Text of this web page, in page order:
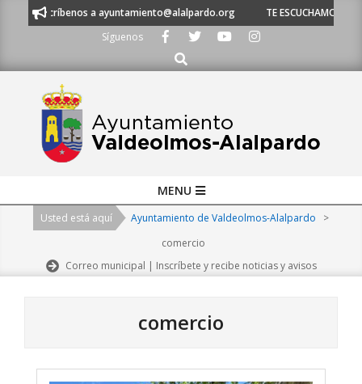
a ayuntamiento@alalpardo.org
TE ESCUCHAMOS -
Síguenos
Buscar
Navigation
MENU
Usted está aquí Ayuntamiento de Valdeolmos-Alalpardo
>
comercio
Correo municipal | Inscríbete y recibe noticias y avisos
comercio